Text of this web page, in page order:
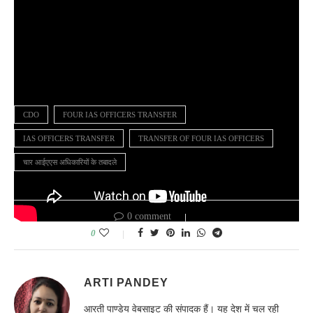
CDO FOUR IAS OFFICERS TRANSFER
IAS OFFICERS TRANSFER TRANSFER OF FOUR IAS OFFICERS
चार आईएएस अधिकारियों के तबादले
0 comment
0
ARTI PANDEY
आरती पाण्डेय वेबसाइट की संपादक हैं। यह देश में चल रही